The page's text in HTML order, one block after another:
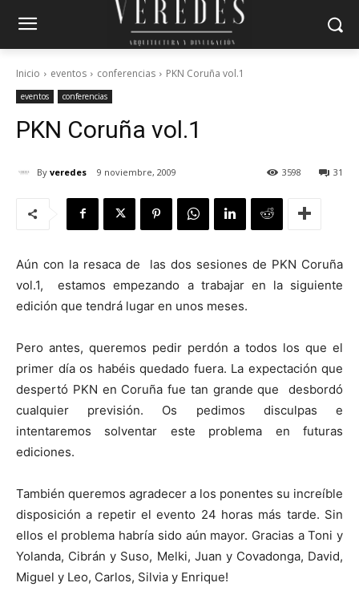
Inicio eventos conferencias PKN Coruña vol.1
eventos conferencias
PKN Coruña vol.1
By veredes 9 noviembre, 2009 31
3598
Aún con la resaca de las dos sesiones de PKN Coruña
vol.1, estamos empezando a trabajar en la siguiente
edición que tendrá lugar en unos meses.
Pero antes, queremos pedir perdón a todos los que el
primer día os habéis quedado fuera. La expectación que
despertó PKN en Coruña fue tan grande que desbordó
cualquier previsión. Os pedimos disculpas e
intentaremos solventar este problema en futuras
ediciones.
También queremos agradecer a los ponentes su increíble
disposición a repetir el evento 24 horas más tarde. Sin
ellos el problema habría sido aún mayor. Gracias a Toni y
Yolanda, Cibrán y Suso, Melki, Juan y Covadonga, David,
Miguel y Leo, Carlos, Silvia y Enrique!